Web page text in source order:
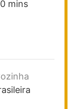
mins